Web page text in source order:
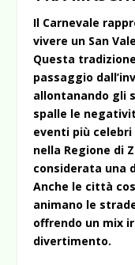
Il Carnevale
vivere un San
Questa
passaggio
allontanando gli
spalle le
eventi più
nella Regione di
considerata una
Anche le città
animano le
offrendo un mix
divertimento.